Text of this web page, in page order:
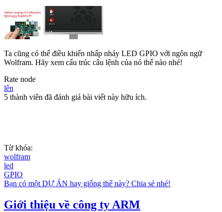
Ta cũng có thể điều khiển nhấp nháy LED GPIO với ngôn ngữ
Wolfram. Hãy xem cấu trúc câu lệnh của nó thế nào nhé!
Rate node
lên
5 thành viên đã đánh giá bài viết này hữu ích.
Từ khóa:
wolfram
led
GPIO
Bạn có một DỰ ÁN hay giống thế này? Chia sẻ nhé!
Giới thiệu về công ty ARM